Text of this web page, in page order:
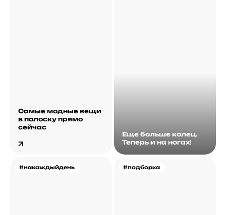
Самые модные вещи
в полоску прямо
сейчас
Еще больше колец.
Теперь и на ногах!
#накаждыйдень #подборка